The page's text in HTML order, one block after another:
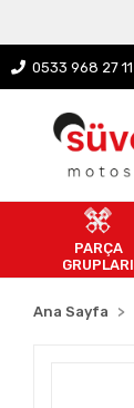
0533 968 27 11
PARÇA
GRUPLARI
Ana Sayfa